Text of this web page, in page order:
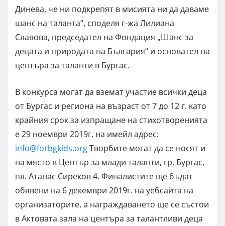
Динева, че ни подкрепят в мисията ни да даваме
шанс на таланта“, споделя г-жа Лилиана
Славова, председател на Фондация „Шанс за
децата и природата на България“ и основател на
центъра за таланти в Бургас.
В конкурса могат да вземат участие всички деца
от Бургас и региона на възраст от 7 до 12 г. като
крайния срок за изпращане на стихотворенията
е 29 ноември 2019г. на имейл адрес:
info@forbgkids.orgТворбите могат да се носят и
на място в Център за млади таланти, гр. Бургас,
пл. Атанас Сиреков 4. Финалистите ще бъдат
обявени на 6 декември 2019г. на уебсайта на
организаторите, а награждаването ще се състои
в Актовата зала на центъра за талантливи деца